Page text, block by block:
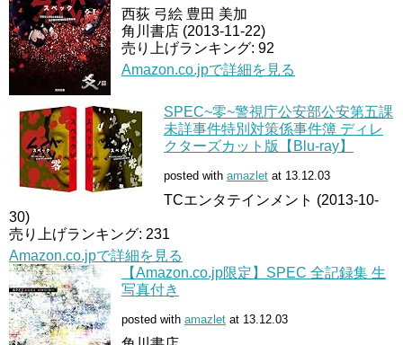
西荻 弓絵 豊田 美加
角川書店 (2013-11-22)
売り上げランキング: 92
Amazon.co.jpで詳細を見る
SPEC~零~警視庁公安部公安第五課
未詳事件特別対策係事件簿 ディレ
クターズカット版【Blu-ray】
posted with amazlet at 13.12.03
TCエンタテインメント (2013-10-
30)
売り上げランキング: 231
Amazon.co.jpで詳細を見る
【Amazon.co.jp限定】SPEC 全記録集 生
写真付き
posted with amazlet at 13.12.03